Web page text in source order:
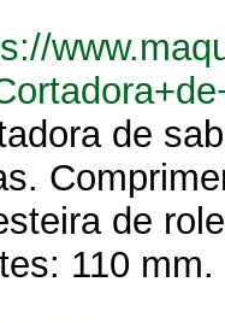
de
de
110